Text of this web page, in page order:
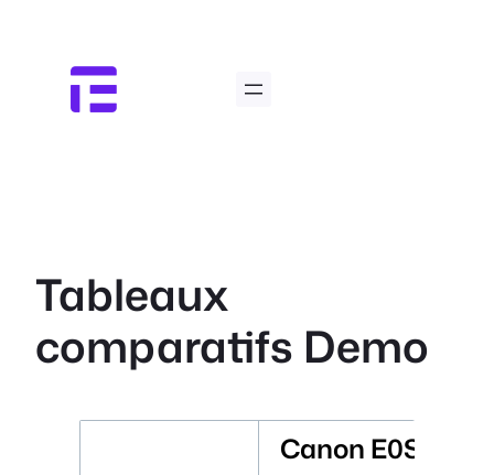
contenu
Tableaux
comparatifs Demo
Canon E0S